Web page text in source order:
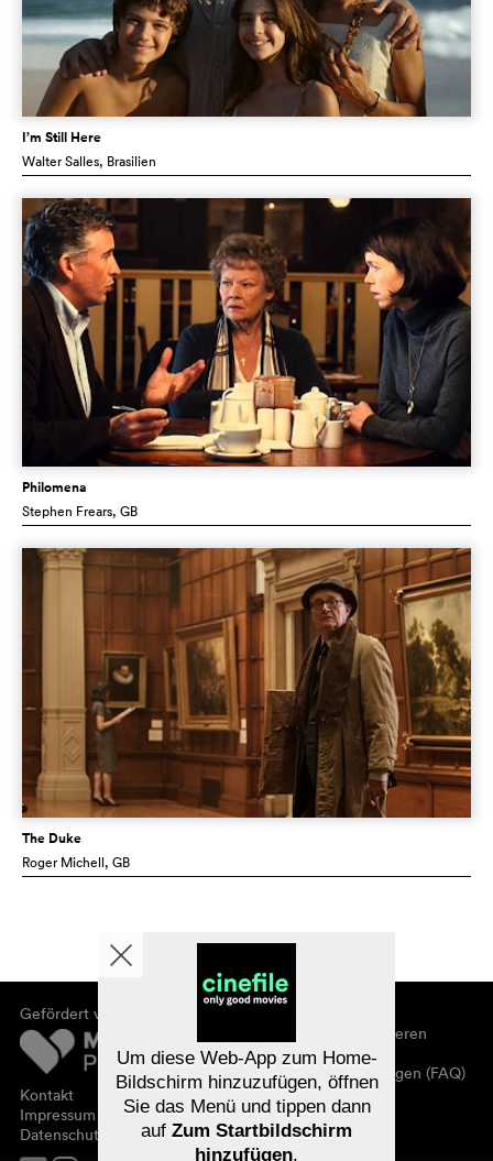
I’m Still Here
Walter Salles, Brasilien
Philomena
Stephen Frears, GB
The Duke
Roger Michell, GB
Gefördert von
Kontakt
Impressum
Datenschutz
Registrieren/abonnieren
Newsletter
Häufig gestellte Fragen (FAQ)
Gutscheine
Um diese Web-App zum Home-
Bildschirm hinzuzufügen, öffnen
Sie das Menü und tippen dann
auf Zum Startbildschirm
hinzufügen.